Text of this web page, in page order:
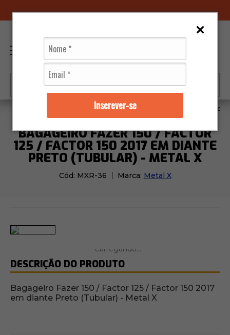
Inscrever-se
Bagageiros Bagageiro Fazer 150 /
BAGAGEIRO FAZER 150 / FACTOR
125 / FACTOR 150 2017 EM DIANTE
PRETO (TUBULAR) - METAL X
Cód: MXR-36 Marca: Metal X
DESCRIÇÃO DO PRODUTO
Bagageiro Fazer 150 / Factor 125 / Factor 150 2017
em diante Preto (Tubular) - Metal X